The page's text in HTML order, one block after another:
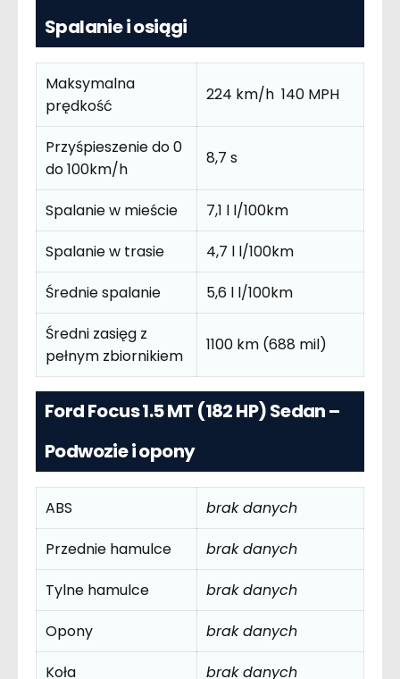
Spalanie i osiągi
Maksymalna
prędkość
224 km/h 140 MPH
Przyśpieszenie do 0
do 100km/h
8,7 s
Spalanie w mieście
7,1 l l/100km
Spalanie w trasie
4,7 l l/100km
Średnie spalanie
5,6 l l/100km
Średni zasięg z
pełnym zbiornikiem
1100 km (688 mil)
Ford Focus 1.5 MT (182 HP) Sedan –
Podwozie i opony
ABS
brak danych
Przednie hamulce
brak danych
Tylne hamulce
brak danych
Opony
brak danych
Koła
brak danych